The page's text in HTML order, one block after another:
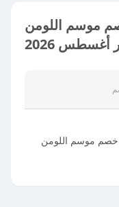
موسم اللومن
2026
خصم موسم اللومن